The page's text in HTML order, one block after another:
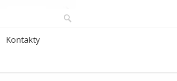
Kontakty